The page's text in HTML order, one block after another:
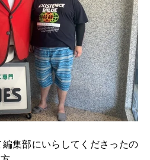
集部にいらしてくださったの